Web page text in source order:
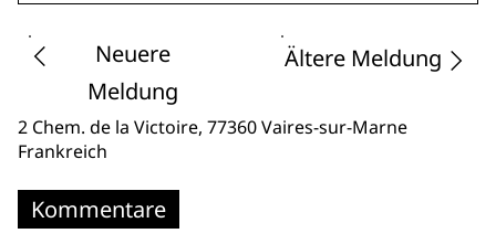
Neuere
Meldung
Ältere Meldung
2 Chem. de la Victoire, 77360 Vaires-sur-Marne
Frankreich
Kommentare